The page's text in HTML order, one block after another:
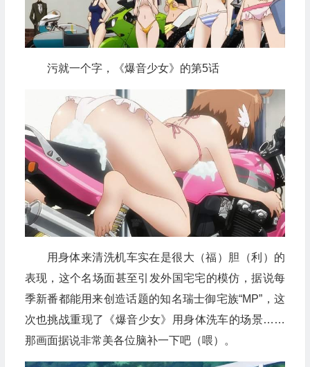
污就一个字，《爆音少女》的第5话
用身体来清洗机车实在是很大（福）胆（利）的
表现，这个名场面甚至引发外国宅宅的模仿，据说每
季新番都能用来创造话题的知名瑞士御宅族“MP”，这
次也挑战重现了《爆音少女》用身体洗车的场景……
那画面据说非常美各位脑补一下吧（喂）。